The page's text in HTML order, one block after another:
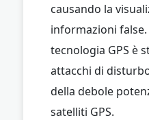
causando la
informazioni false.
tecnologia GPS è
attacchi di
della debole
satelliti GPS.